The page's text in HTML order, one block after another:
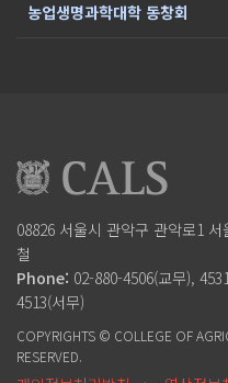
농업생명과학대학 동창회
08826 서울시 관악구 관악로1 서
철
Phone: 02-880-4506(교무),
4513(서무)
COPYRIGHTS © COLLEGE OF
RESERVED.